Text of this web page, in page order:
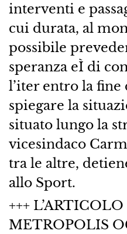
interventi e
cui durata, al
possibile
speranza eÌ di
l’iter entro la fine
spiegare la
situato lungo la
vicesindaco
tra le altre,
allo Sport.
+++
METROPOLIS